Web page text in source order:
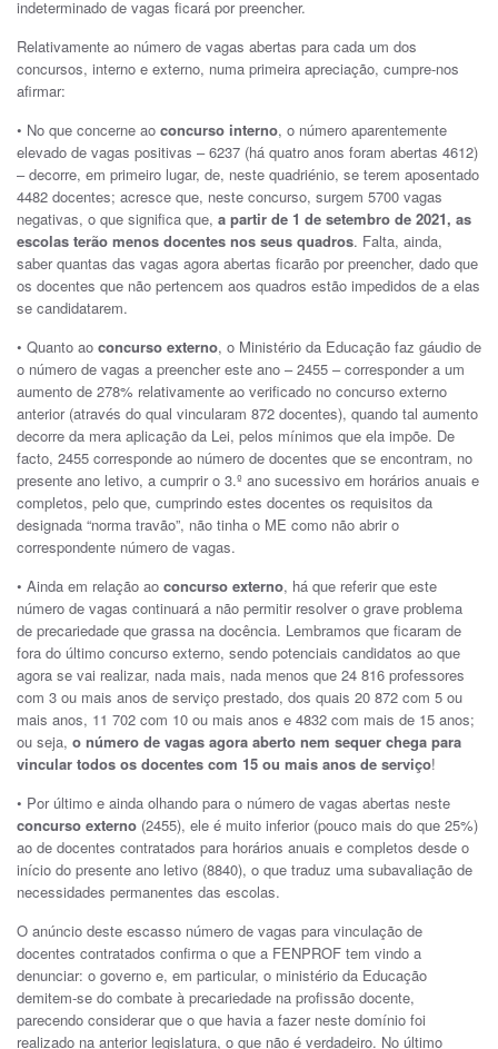
indeterminado de vagas ficará por preencher.
Relativamente ao número de vagas abertas para cada um dos
concursos, interno e externo, numa primeira apreciação, cumpre-nos
afirmar:
• No que concerne ao concurso interno, o número aparentemente
elevado de vagas positivas – 6237 (há quatro anos foram abertas 4612)
– decorre, em primeiro lugar, de, neste quadriénio, se terem aposentado
4482 docentes; acresce que, neste concurso, surgem 5700 vagas
negativas, o que significa que, a partir de 1 de setembro de 2021, as
escolas terão menos docentes nos seus quadros. Falta, ainda,
saber quantas das vagas agora abertas ficarão por preencher, dado que
os docentes que não pertencem aos quadros estão impedidos de a elas
se candidatarem.
• Quanto ao concurso externo, o Ministério da Educação faz gáudio de
o número de vagas a preencher este ano – 2455 – corresponder a um
aumento de 278% relativamente ao verificado no concurso externo
anterior (através do qual vincularam 872 docentes), quando tal aumento
decorre da mera aplicação da Lei, pelos mínimos que ela impõe. De
facto, 2455 corresponde ao número de docentes que se encontram, no
presente ano letivo, a cumprir o 3.º ano sucessivo em horários anuais e
completos, pelo que, cumprindo estes docentes os requisitos da
designada “norma travão”, não tinha o ME como não abrir o
correspondente número de vagas.
• Ainda em relação ao concurso externo, há que referir que este
número de vagas continuará a não permitir resolver o grave problema
de precariedade que grassa na docência. Lembramos que ficaram de
fora do último concurso externo, sendo potenciais candidatos ao que
agora se vai realizar, nada mais, nada menos que 24 816 professores
com 3 ou mais anos de serviço prestado, dos quais 20 872 com 5 ou
mais anos, 11 702 com 10 ou mais anos e 4832 com mais de 15 anos;
ou seja, o número de vagas agora aberto nem sequer chega para
vincular todos os docentes com 15 ou mais anos de serviço!
• Por último e ainda olhando para o número de vagas abertas neste
concurso externo (2455), ele é muito inferior (pouco mais do que 25%)
ao de docentes contratados para horários anuais e completos desde o
início do presente ano letivo (8840), o que traduz uma subavaliação de
necessidades permanentes das escolas.
O anúncio deste escasso número de vagas para vinculação de
docentes contratados confirma o que a FENPROF tem vindo a
denunciar: o governo e, em particular, o ministério da Educação
demitem-se do combate à precariedade na profissão docente,
parecendo considerar que o que havia a fazer neste domínio foi
realizado na anterior legislatura, o que não é verdadeiro. No último